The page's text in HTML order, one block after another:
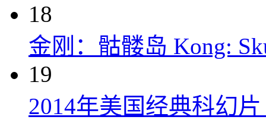
18
金刚：骷髅岛 Kong:
19
2014年美国经典科幻